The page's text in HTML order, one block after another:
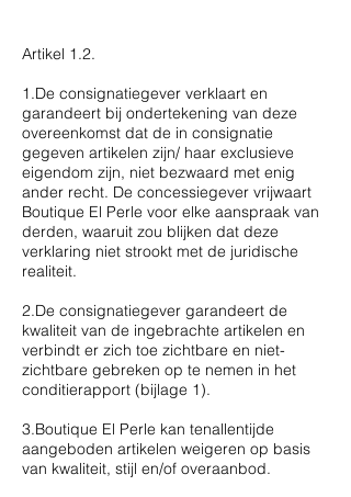
Artikel 1.2.
1.De consignatiegever verklaart en
garandeert bij ondertekening van deze
overeenkomst dat de in consignatie
gegeven artikelen zijn/ haar exclusieve
eigendom zijn, niet bezwaard met enig
ander recht. De concessiegever vrijwaart
Boutique El Perle voor elke aanspraak van
derden, waaruit zou blijken dat deze
verklaring niet strookt met de juridische
realiteit.
2.De consignatiegever garandeert de
kwaliteit van de ingebrachte artikelen en
verbindt er zich toe zichtbare en niet-
zichtbare gebreken op te nemen in het
conditierapport (bijlage 1).
3.Boutique El Perle kan tenallentijde
aangeboden artikelen weigeren op basis
van kwaliteit, stijl en/of overaanbod.